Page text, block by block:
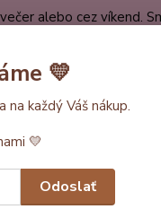
alebo cez víkend.
nohami a a
💛
na každý Váš nákup.
💛
Odoslať